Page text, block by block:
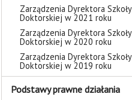
Zarządzenia Dyrektora Szkoły
Doktorskiej w 2021 roku
Zarządzenia Dyrektora Szkoły
Doktorskiej w 2020 roku
Zarządzenia Dyrektora Szkoły
Doktorskiej w 2019 roku
Podstawy prawne działania